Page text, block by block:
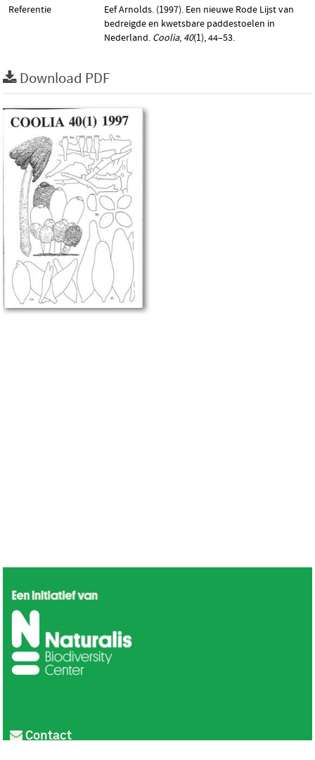
Referentie
Eef Arnolds. (1997). Een nieuwe Rode Lijst van
bedreigde en kwetsbare paddestoelen in
Nederland. Coolia, 40(1), 44–53.
Download PDF
Contact